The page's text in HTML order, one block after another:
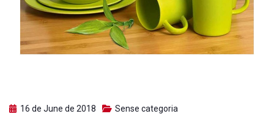
16 de June de 2018 Sense categoria